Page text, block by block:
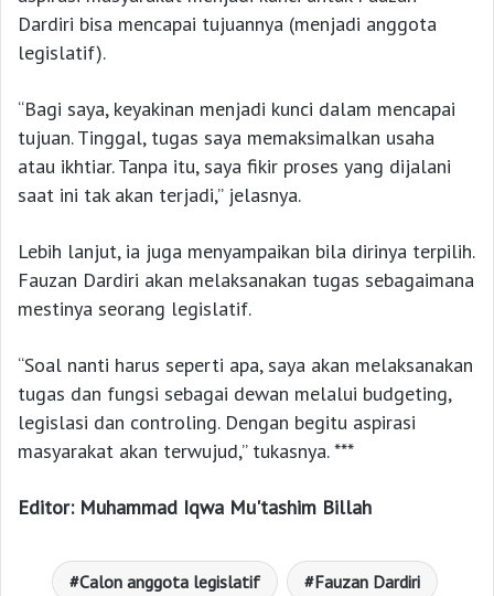
Dardiri bisa mencapai tujuannya (menjadi anggota
legislatif).
“Bagi saya, keyakinan menjadi kunci dalam mencapai
tujuan. Tinggal, tugas saya memaksimalkan usaha
atau ikhtiar. Tanpa itu, saya fikir proses yang dijalani
saat ini tak akan terjadi,” jelasnya.
Lebih lanjut, ia juga menyampaikan bila dirinya terpilih.
Fauzan Dardiri akan melaksanakan tugas sebagaimana
mestinya seorang legislatif.
“Soal nanti harus seperti apa, saya akan melaksanakan
tugas dan fungsi sebagai dewan melalui budgeting,
legislasi dan controling. Dengan begitu aspirasi
masyarakat akan terwujud,” tukasnya. ***
Editor: Muhammad Iqwa Mu'tashim Billah
Calon anggota legislatif Fauzan Dardiri